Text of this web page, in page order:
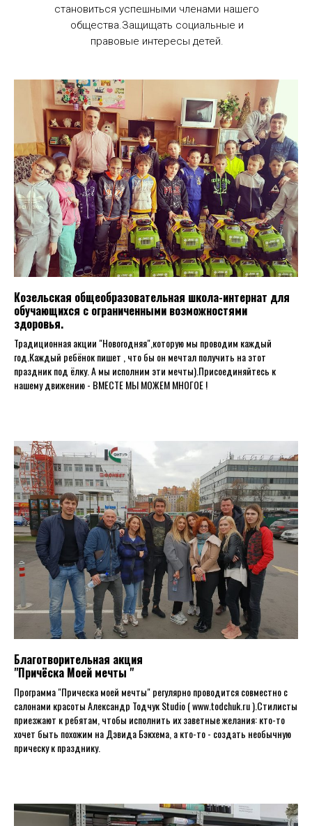
становиться успешными членами нашего
общества.Защищать социальные и
правовые интересы детей.
Козельская общеобразовательная школа-интернат для
обучающихся с ограниченными возможностями
здоровья.
Традиционная акции "Новогодняя",которую мы проводим каждый
год.Каждый ребёнок пишет , что бы он мечтал получить на этот
праздник под ёлку. А мы исполним эти мечты).Присоединяйтесь к
нашему движению - ВМЕСТЕ МЫ МОЖЕМ МНОГОЕ !
Благотворительная акция
"Причёска Моей мечты "
Программа "Прическа моей мечты" регулярно проводится совместно с
салонами красоты Александр Тодчук Studio ( www.todchuk.ru ).Стилисты
приезжают к ребятам, чтобы исполнить их заветные желания: кто-то
хочет быть похожим на Дэвида Бэкхема, а кто-то - создать необычную
прическу к празднику.